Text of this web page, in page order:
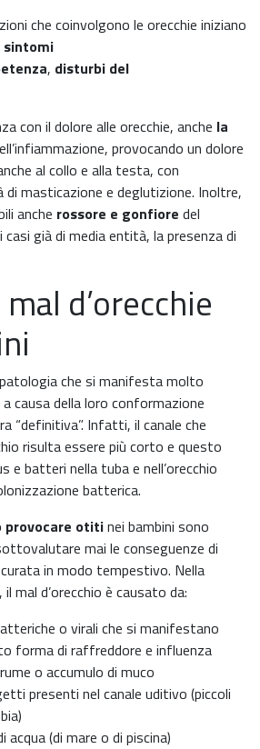
che coinvolgono le orecchie iniziano
sintomi
, disturbi del
con il dolore alle orecchie, anche la
provocando un dolore
al collo e alla testa, con
masticazione e deglutizione. Inoltre,
anche rossore e gonfiore del
già di media entità, la presenza di
d’orecchie
patologia che si manifesta molto
causa della loro conformazione
“definitiva”. Infatti, il canale che
risulta essere più corto e questo
e batteri nella tuba e nell’orecchio
batterica.
provocare otitinei bambini sono
mai le conseguenze di
in modo tempestivo. Nella
mal d’orecchio è causato da:
o virali che si manifestano
forma di raffreddore e influenza
o accumulo di muco
presenti nel canale uditivo (piccoli
acqua (di mare o di piscina)